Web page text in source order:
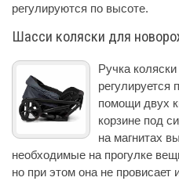
регулируются по высоте.
Шасси коляски для
Ручка
регулируется
помощи двух
корзине под
на магнитах
необходимые на прогулке
но при этом она не